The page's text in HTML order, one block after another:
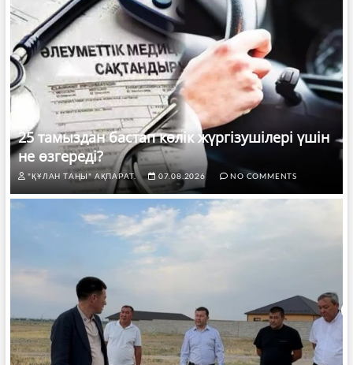
25 тамыздан бастап көлік жүргізушілері үшін
не өзгереді?
"ҚҰЛАН ТАҢЫ" АҚПАРАТ. 07.08.2026 NO COMMENTS